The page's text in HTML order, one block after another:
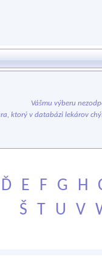
Vášmu výberu
ktorý v databázi lekárov
Ď E F G H
Š
T U V